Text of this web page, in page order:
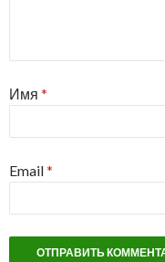
Имя *
Email*